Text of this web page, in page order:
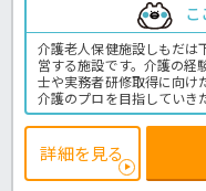
こ
介護老人保健施設しもだは
営する施設です。介護の
士や実務者研修取得に向け
介護のプロを目指していき
たし、社内試験に合格後は
退職金制度も適用となり年
はもちろん、住宅手当や家
した環境で長く働ける法
職 正職員 老健の求人＞
詳細を見る